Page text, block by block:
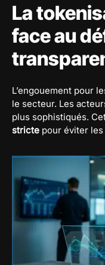
La
face au
L’engouement pour
le secteur. Les
plus sophistiqués.
stricte pour éviter